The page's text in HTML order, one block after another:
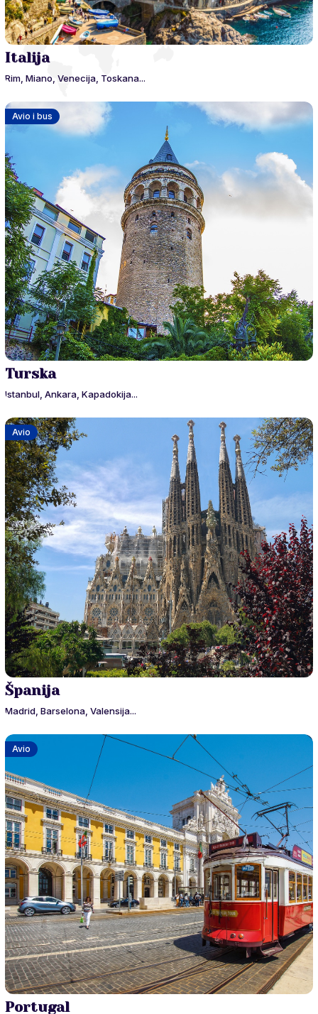
Italija
Rim, Miano, Venecija, Toskana...
Avio i bus
Turska
Istanbul, Ankara, Kapadokija...
Avio
Španija
Madrid, Barselona, Valensija...
Avio
Portugal